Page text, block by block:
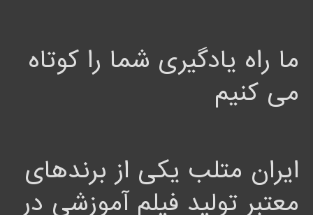
ما راه یادگیری شما را کوتاه
می کنیم
ایران متلب یکی از برندهای
معتبر تولید فیلم آموزشی در